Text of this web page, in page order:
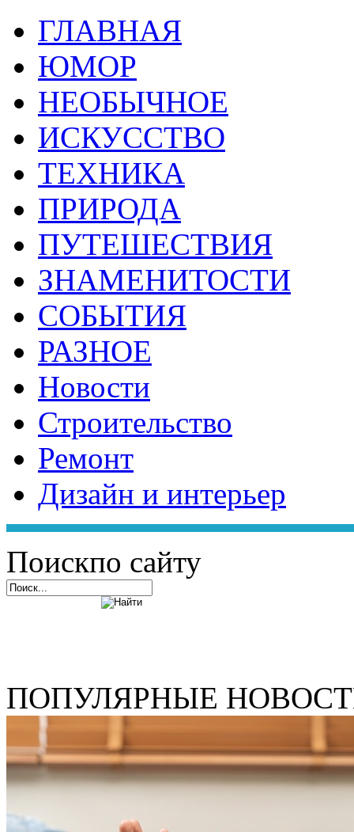
ГЛАВНАЯ
ЮМОР
НЕОБЫЧНОЕ
ИСКУССТВО
ТЕХНИКА
ПРИРОДА
ПУТЕШЕСТВИЯ
ЗНАМЕНИТОСТИ
СОБЫТИЯ
РАЗНОЕ
Новости
Строительство
Ремонт
Дизайн и интерьер
Поискпо сайту
ПОПУЛЯРНЫЕ